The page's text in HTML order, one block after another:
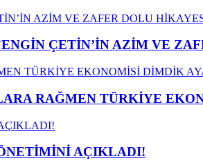
ÇETİN’İN AZİM VE
RAĞMEN TÜRKİYE
AÇIKLADI!